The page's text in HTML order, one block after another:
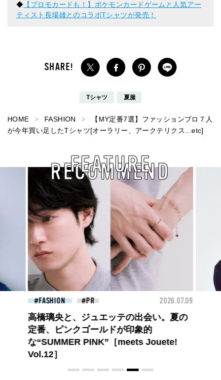
◆ 【プロモカードも！】ポケモンカードゲームと人気アー
ティスト⻑場雄とのコラボTシャツが発売！
Tシャツ 夏服
HOME FASHION
【MY定番7選】ファッションプロ７人
が今年買い足したTシャツ[オーラリー、アークテリクス...etc]
RECOMMEND
FEATURE
FASHION 2026.07.09
【PRADA × NI-KI(ENHYPEN)】時をかけ
る、ニューモード